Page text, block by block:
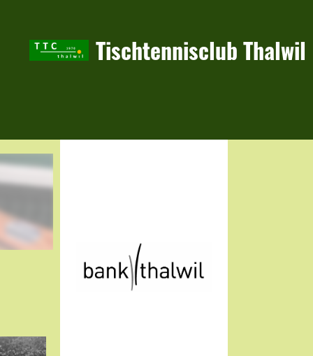
Tischtennisclub Thalwil